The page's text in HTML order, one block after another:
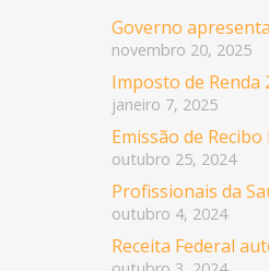
Governo
novembro 20, 2025
Imposto de
janeiro 7, 2025
Emissão de
outubro 25, 2024
Profissionais da
outubro 4, 2024
Receita Federal